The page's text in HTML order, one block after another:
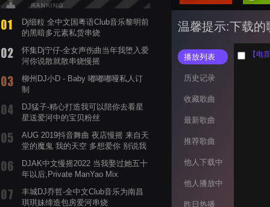
Dj细粒 全中文国粤语Club音乐黎明前
的黑暗多元素私货串烧
怀集Dj宁仔-全女声伤曲当年我堕入爱
河你说散就散串烧慢摇
柳州DJ小D - Baby 嘟嘟嘟哑私人订
制
DJ猛子-精心打造我可以陪你去看星
星送爱河中的宝贝粉丝
AUG 2019抖音舞曲 夜店慢摇 来自天
堂的魔鬼 我的天空 多想爱你 别说我
DJAK中文慢摇2022 当我娶过她五十
年以后,Private ManYao Mix
丰城DJ乔哲-全中文Club音乐为南昌
琪琪妹缔造包房爱河串烧
温馨提示:下载的
播放列表
历史记录
收藏歌曲
最新歌曲
推荐歌曲
他人下载中
他人播放中
昨日热播